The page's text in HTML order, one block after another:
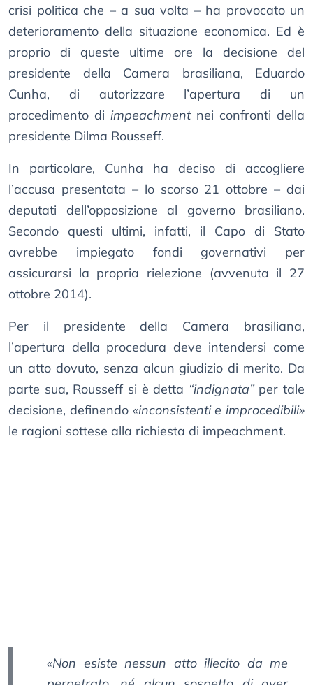
crisi politica che – a sua volta – ha provocato un
deterioramento della situazione economica. Ed è
proprio di queste ultime ore la decisione del
presidente della Camera brasiliana, Eduardo
Cunha, di autorizzare l’apertura di un
procedimento di impeachment nei confronti della
presidente Dilma Rousseff.
In particolare, Cunha ha deciso di accogliere
l’accusa presentata – lo scorso 21 ottobre – dai
deputati dell’opposizione al governo brasiliano.
Secondo questi ultimi, infatti, il Capo di Stato
avrebbe impiegato fondi governativi per
assicurarsi la propria rielezione (avvenuta il 27
ottobre 2014).
Per il presidente della Camera brasiliana,
l’apertura della procedura deve intendersi come
un atto dovuto, senza alcun giudizio di merito. Da
parte sua, Rousseff si è detta “indignata”per tale
decisione, definendo«inconsistenti e improcedibili»
le ragioni sottese alla richiesta di impeachment.
«Non esiste nessun atto illecito da me